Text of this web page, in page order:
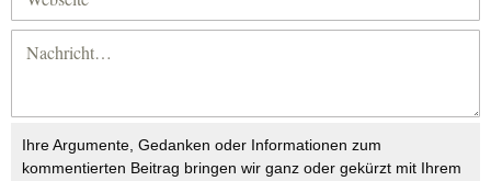
Ihre Argumente, Gedanken oder Informationen zum
kommentierten Beitrag bringen wir ganz oder gekürzt mit Ihrem